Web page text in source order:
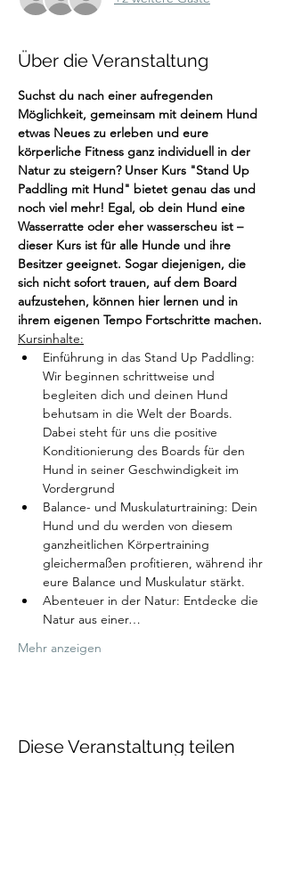
Über die Veranstaltung
Suchst du nach einer aufregenden
Möglichkeit, gemeinsam mit deinem Hund
etwas Neues zu erleben und eure
körperliche Fitness ganz individuell in der
Natur zu steigern? Unser Kurs "Stand Up
Paddling mit Hund" bietet genau das und
noch viel mehr! Egal, ob dein Hund eine
Wasserratte oder eher wasserscheu ist –
dieser Kurs ist für alle Hunde und ihre
Besitzer geeignet. Sogar diejenigen, die
sich nicht sofort trauen, auf dem Board
aufzustehen, können hier lernen und in
ihrem eigenen Tempo Fortschritte machen.
Kursinhalte:
Einführung in das Stand Up Paddling:
Wir beginnen schrittweise und
begleiten dich und deinen Hund
behutsam in die Welt der Boards.
Dabei steht für uns die positive
Konditionierung des Boards für den
Hund in seiner Geschwindigkeit im
Vordergrund
Balance- und Muskulaturtraining: Dein
Hund und du werden von diesem
ganzheitlichen Körpertraining
gleichermaßen profitieren, während ihr
eure Balance und Muskulatur stärkt.
Abenteuer in der Natur: Entdecke die
Natur aus einer…
Mehr anzeigen
Diese Veranstaltung teilen